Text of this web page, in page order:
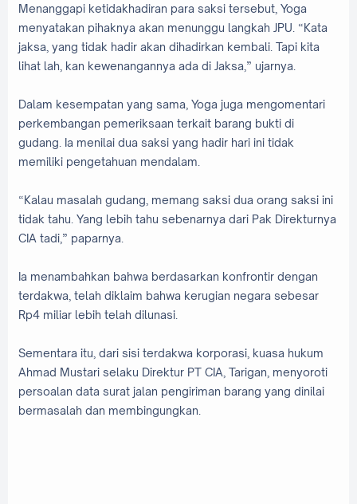
Menanggapi ketidakhadiran para saksi tersebut, Yoga
menyatakan pihaknya akan menunggu langkah JPU. “Kata
jaksa, yang tidak hadir akan dihadirkan kembali. Tapi kita
lihat lah, kan kewenangannya ada di Jaksa,” ujarnya.
Dalam kesempatan yang sama, Yoga juga mengomentari
perkembangan pemeriksaan terkait barang bukti di
gudang. Ia menilai dua saksi yang hadir hari ini tidak
memiliki pengetahuan mendalam.
“Kalau masalah gudang, memang saksi dua orang saksi ini
tidak tahu. Yang lebih tahu sebenarnya dari Pak Direkturnya
CIA tadi,” paparnya.
Ia menambahkan bahwa berdasarkan konfrontir dengan
terdakwa, telah diklaim bahwa kerugian negara sebesar
Rp4 miliar lebih telah dilunasi.
Sementara itu, dari sisi terdakwa korporasi, kuasa hukum
Ahmad Mustari selaku Direktur PT CIA, Tarigan, menyoroti
persoalan data surat jalan pengiriman barang yang dinilai
bermasalah dan membingungkan.